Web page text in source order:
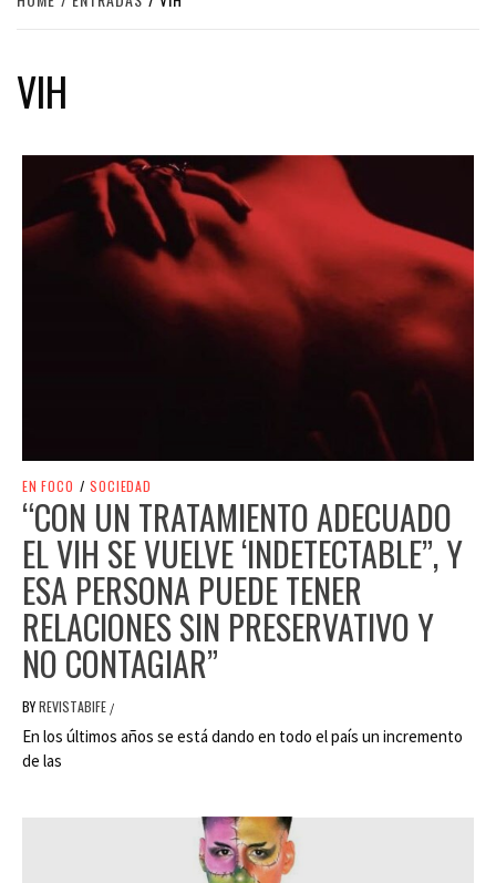
VIH
EN FOCO / SOCIEDAD
“CON UN TRATAMIENTO ADECUADO
EL VIH SE VUELVE ‘INDETECTABLE”, Y
ESA PERSONA PUEDE TENER
RELACIONES SIN PRESERVATIVO Y
NO CONTAGIAR”
BYREVISTABIFE /
En los últimos años se está dando en todo el país un incremento
de las